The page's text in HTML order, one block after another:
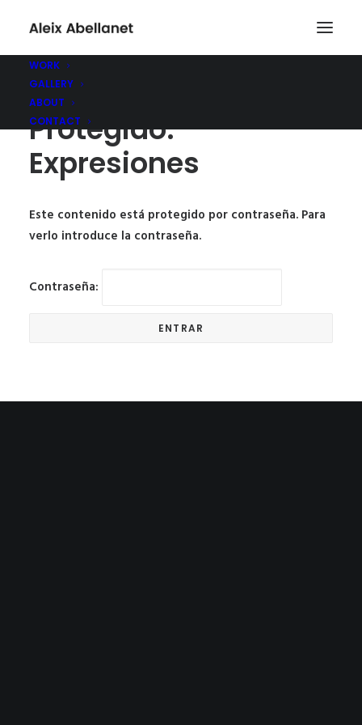
WORK
GALLERY
ABOUT
CONTACT
Protegido:
Expresiones
Este contenido está protegido por contraseña. Para
verlo introduce la contraseña.
Contraseña: